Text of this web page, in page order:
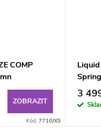
COMP
ZOBRAZIT
Kód: 7710/XS
3